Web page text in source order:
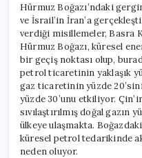
Hürmuz Boğazı’ndaki
ve İsrail’in İran’a
verdiği misillemeler, Basra
Hürmuz Boğazı, küresel
bir geçiş noktası olup,
petrol ticaretinin yaklaşık
gaz ticaretinin yüzde
yüzde 30’unu etkiliyor.
sıvılaştırılmış doğal gazın
ülkeye ulaşmakta.
küresel petrol tedarikinde
neden oluyor.